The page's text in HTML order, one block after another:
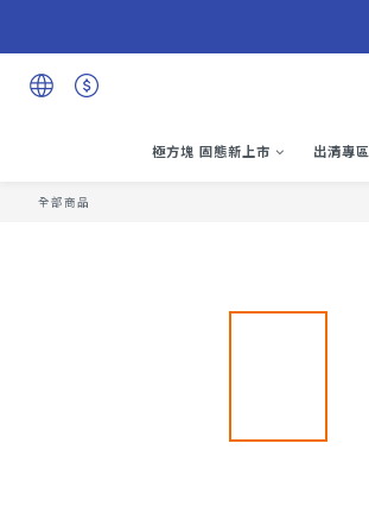
極方塊 固態新上市 出清專區
全部商品